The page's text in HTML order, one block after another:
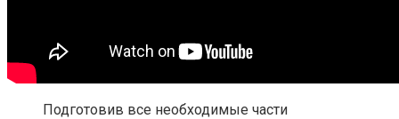
Подготовив все необходимые части